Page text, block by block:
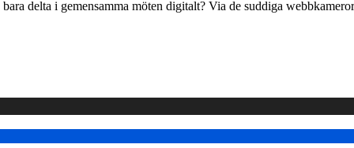
delta i gemensamma möten digitalt? Via de suddiga